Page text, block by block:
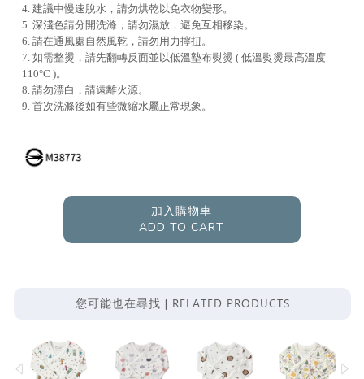
4. 建議中慢速脫水，請勿烘乾以免衣物變形。
5. 深淺色請分開洗滌，請勿濕放，避免互相移染。
6. 請在通風處自然風乾，請勿用力擰扭。
7. 如需整燙，請先翻轉反面並以低溫墊布熨燙 ( 低溫熨燙最高溫度
110°C )。
8. 請勿漂白，請遠離火源。
9. 首次洗滌後如有些微縮水屬正常現象。
加入購物車
ADD TO CART
您可能也在尋找 | RELATED PRODUCTS